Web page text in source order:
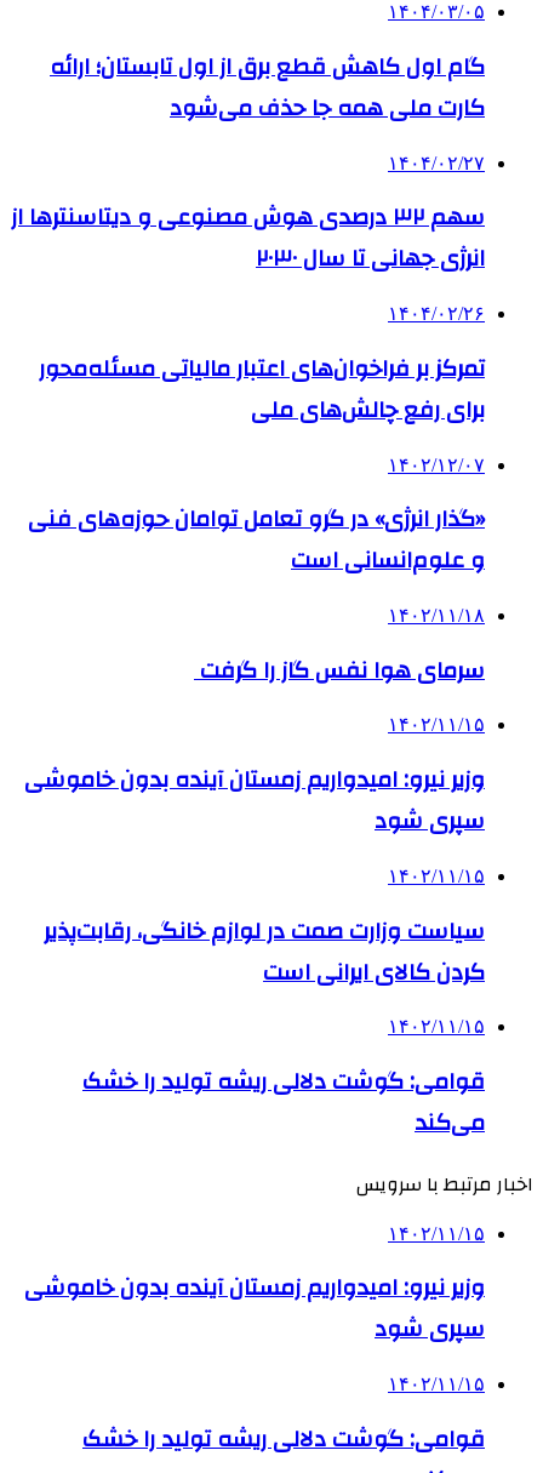
۱۴۰۴/۰۳/۰۵
گام اول کاهش قطع برق از اول تابستان؛ ارائه
کارت ملی همه جا حذف می‌شود
۱۴۰۴/۰۲/۲۷
سهم ۳۲ درصدی هوش مصنوعی و دیتاسنترها از
انرژی جهانی تا سال ۲۰۳۰
۱۴۰۴/۰۲/۲۶
تمرکز بر فراخوان‌های اعتبار مالیاتی مسئله‌محور
برای رفع چالش‌های ملی
۱۴۰۲/۱۲/۰۷
«گذار انرژی» در گرو تعامل توامان حوزه‌های فنی
و علوم‌انسانی است
۱۴۰۲/۱۱/۱۸
سرمای هوا نفس گاز را گرفت
۱۴۰۲/۱۱/۱۵
وزیر نیرو: امیدواریم زمستان آینده بدون خاموشی
سپری شود
۱۴۰۲/۱۱/۱۵
سیاست وزارت صمت در لوازم خانگی، رقابت‌پذیر
کردن کالای ایرانی است
۱۴۰۲/۱۱/۱۵
قوامی: گوشت دلالی ریشه تولید را خشک
می‌کند
اخبار مرتبط با سرویس
۱۴۰۲/۱۱/۱۵
وزیر نیرو: امیدواریم زمستان آینده بدون خاموشی
سپری شود
۱۴۰۲/۱۱/۱۵
قوامی: گوشت دلالی ریشه تولید را خشک